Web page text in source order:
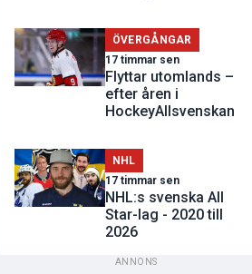
ÖVERGÅNGAR
17 timmar sen
Flyttar utomlands –
efter åren i
HockeyAllsvenskan
NHL
17 timmar sen
NHL:s svenska All
Star-lag - 2020 till
2026
ANNONS